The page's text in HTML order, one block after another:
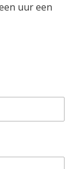
uur een